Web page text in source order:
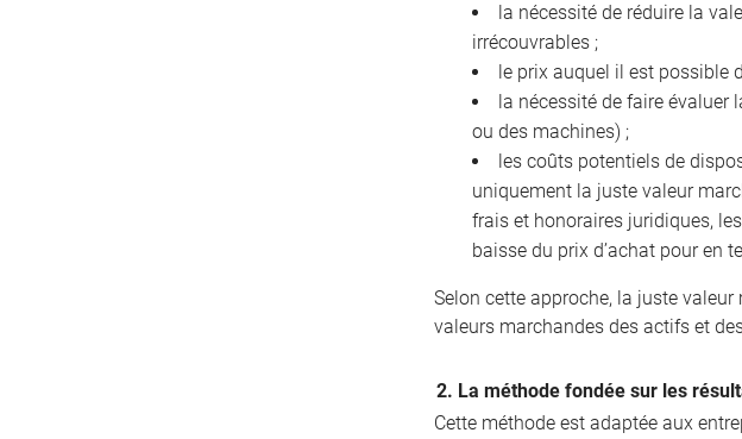
la nécessité de réduire la
irrécouvrables ;
le prix auquel il est possible
la nécessité de faire évaluer
ou des machines) ;
les coûts potentiels de
uniquement la juste valeur
frais et honoraires juridiques,
baisse du prix d’achat pour en
Selon cette approche, la juste
valeurs marchandes des actifs et
2. La méthode fondée sur les
Cette méthode est adaptée aux